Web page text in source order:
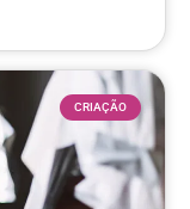
CRIAÇÃO